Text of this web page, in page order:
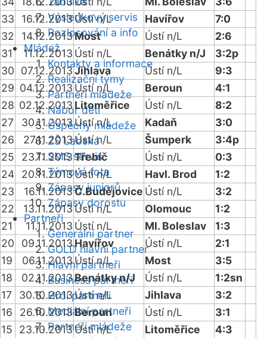
Výsledkový servis
Rozlosování a info
Mládež
Kontakty a informace
Realizační týmy
Partneři mládeže
Nábor dětí
Úspěchy mládeže
ZŠ Labská
SMS servis
Týmová fota
Zápasy juniorů
Zápasy dorostu
Partneři
Generální partner
GOLD hlavní partner
Hlavní partneři
Business partneři
Hrdí partneři
Mediální partneři
Partneři mládeže
33
16.12.2013Ústí n/L Havířov
7:0
32
14.12.2013Most Ústí n/L
2:6
31
11.12.2013 Ústí n/L Benátky n/J
3:2p
30
07.12.2013Jihlava Ústí n/L
9:3
29 04.12.2013 Ústí n/L Beroun
4:1
28 02.12.2013 Litoměřice Ústí n/L
8:2
27
30.11.2013Ústí n/L Kadaň
3:0
26
27.11.2013Ústí n/L Šumperk
3:4p
25
23.11.2013Třebíč Ústí n/L
0:3
24
20.11.2013Ústí n/L Havl. Brod
1:2
23
16.11.2013Č.Budějovice Ústí n/L
3:2
22
13.11.2013Ústí n/L Olomouc
1:2
21
11.11.2013 Ústí n/L Ml. Boleslav
1:3
20
09.11.2013Havířov Ústí n/L
2:1
19
06.11.2013Ústí n/L Most
3:5
18
02.11.2013Benátky n/J Ústí n/L
1:2sn
17
30.10.2013Ústí n/L Jihlava
3:2
16
26.10.2013Beroun Ústí n/L
3:1
15
23.10.2013Ústí n/L Litoměřice 4:3